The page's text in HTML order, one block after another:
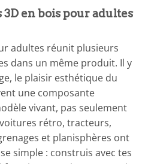
en bois pour adultes
adultes réunit plusieurs
dans un même produit. Il y
le plaisir esthétique du
une composante
vivant, pas seulement
rétro, tracteurs,
et planisphères ont
simple : construis avec tes